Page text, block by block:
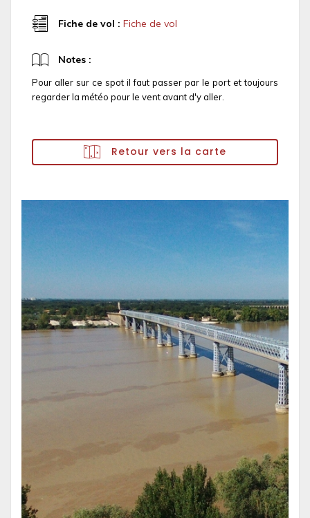
Fiche de vol : Fiche de vol
Notes :
Pour aller sur ce spot il faut passer par le port et toujours
regarder la météo pour le vent avant d'y aller.
Retour vers la carte